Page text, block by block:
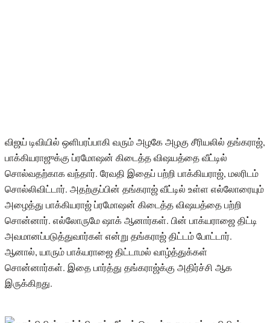
விஜய் டிவியில் ஒளிபரப்பாகி வரும் அழகே அழகு சீரியலில் தங்கராஜ்,
பாக்கியராஜுக்கு ப்ரமோஷன் கிடைத்த விஷயத்தை வீட்டில்
சொல்வதற்காக வந்தார். ரேவதி இதைப் பற்றி பாக்கியராஜ், மலரிடம்
சொல்லிவிட்டார். அதற்குப்பின் தங்கராஜ் வீட்டில் உள்ள எல்லோரையும்
அழைத்து பாக்கியராஜ் ப்ரமோஷன் கிடைத்த விஷயத்தை பற்றி
சொன்னார். எல்லோருமே ஷாக் ஆனார்கள். பின் பாக்யராஜை திட்டி
அவமானப்படுத்துவார்கள் என்று தங்கராஜ் திட்டம் போட்டார்.
ஆனால், யாரும் பாக்யராஜை திட்டாமல் வாழ்த்துக்கள்
சொன்னார்கள். இதை பார்த்து தங்கராஜ்க்கு அதிர்ச்சி ஆக
இருக்கிறது.